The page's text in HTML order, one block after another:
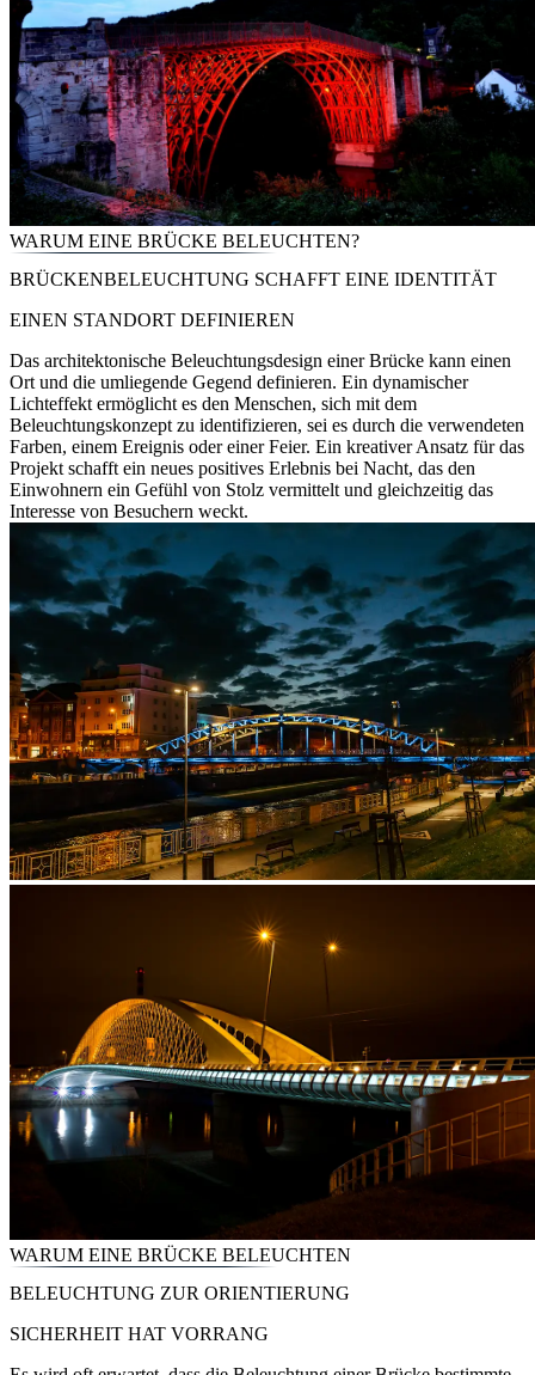
WARUM EINE BRÜCKE BELEUCHTEN?
BRÜCKENBELEUCHTUNG SCHAFFT EINE IDENTITÄT
EINEN STANDORT DEFINIEREN
Das architektonische Beleuchtungsdesign einer Brücke kann einen
Ort und die umliegende Gegend definieren. Ein dynamischer
Lichteffekt ermöglicht es den Menschen, sich mit dem
Beleuchtungskonzept zu identifizieren, sei es durch die verwendeten
Farben, einem Ereignis oder einer Feier. Ein kreativer Ansatz für das
Projekt schafft ein neues positives Erlebnis bei Nacht, das den
Einwohnern ein Gefühl von Stolz vermittelt und gleichzeitig das
Interesse von Besuchern weckt.
WARUM EINE BRÜCKE BELEUCHTEN
BELEUCHTUNG ZUR ORIENTIERUNG
SICHERHEIT HAT VORRANG